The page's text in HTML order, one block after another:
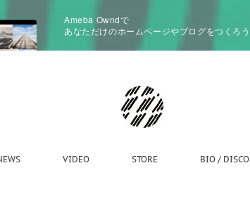
Ameba Owndで
あなただけのホームページやブログをつくろう
VIDEO STORE BIO / DISCO